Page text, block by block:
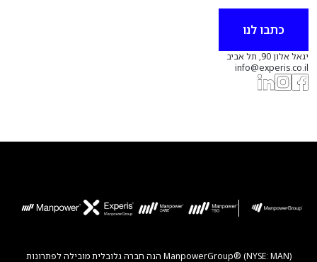
כתבו לנו
יגאל אלון 90, תל אביב
info@experis.co.il
ManpowerGroup® (NYSE: MAN) הנה חברה גלובלית מובילה לפתרונות